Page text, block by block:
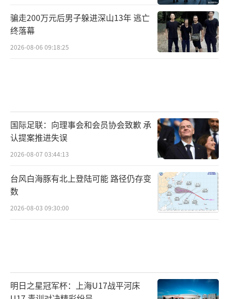
骗走200万元后男子躲进深山13年 逃亡
终落幕
2026-08-06 09:18:25
国际足联：向理事会和会员协会致歉 承
认提案推进失误
2026-08-07 03:44:13
台风白海豚有北上登陆可能 路径仍存变
数
2026-08-03 09:30:00
明日之星冠军杯：上海U17战平河床